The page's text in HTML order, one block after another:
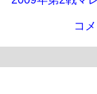
コ